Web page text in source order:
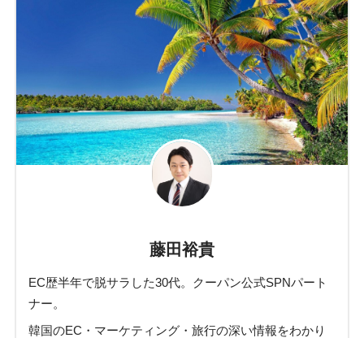
藤田裕貴
EC歴半年で脱サラした30代。クーパン公式SPNパート
ナー。
韓国のEC・マーケティング・旅行の深い情報をわかり